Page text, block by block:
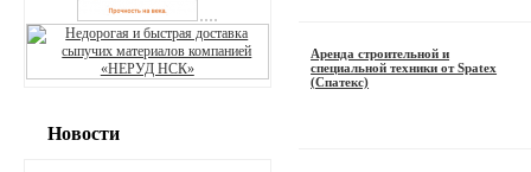
Аренда строительной и
специальной техники от Spatex
(Спатекс)
Новости